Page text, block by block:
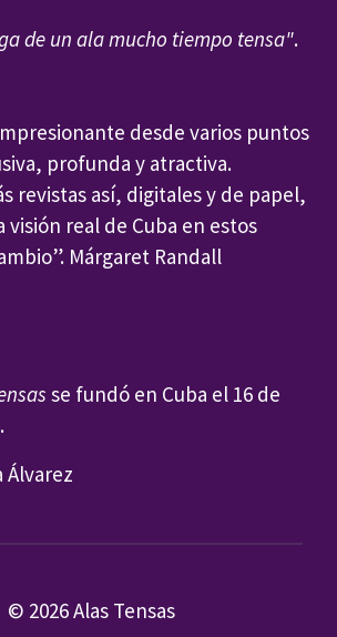
de un ala mucho tiempo tensa".
desde varios puntos
profunda y atractiva.
revistas así, digitales y de papel,
visión real de Cuba en estos
Márgaret Randall
se fundó en Cuba el 16 de
Álvarez
© 2026 Alas Tensas